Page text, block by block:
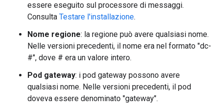
essere eseguito sul processore di messaggi.
Consulta Testare l'installazione.
Nome regione: la regione può avere qualsiasi nome.
Nelle versioni precedenti, il nome era nel formato "dc-
#", dove # era un valore intero.
Pod gateway: i pod gateway possono avere
qualsiasi nome. Nelle versioni precedenti, il pod
doveva essere denominato "gateway".